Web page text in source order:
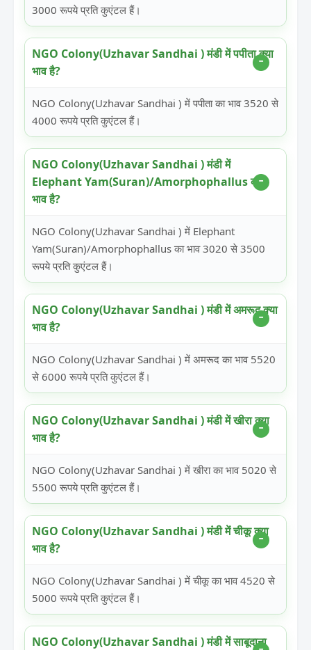
3000 रूपये प्रति कुएंटल हैं।
NGO Colony(Uzhavar Sandhai ) मंडी में पपीता क्या
भाव है?
NGO Colony(Uzhavar Sandhai ) में पपीता का भाव 3520 से
4000 रूपये प्रति कुएंटल हैं।
NGO Colony(Uzhavar Sandhai ) मंडी में
Elephant Yam(Suran)/Amorphophallus क्या
भाव है?
NGO Colony(Uzhavar Sandhai ) में Elephant
Yam(Suran)/Amorphophallus का भाव 3020 से 3500
रूपये प्रति कुएंटल हैं।
NGO Colony(Uzhavar Sandhai ) मंडी में अमरूद क्या
भाव है?
NGO Colony(Uzhavar Sandhai ) में अमरूद का भाव 5520
से 6000 रूपये प्रति कुएंटल हैं।
NGO Colony(Uzhavar Sandhai ) मंडी में खीरा क्या
भाव है?
NGO Colony(Uzhavar Sandhai ) में खीरा का भाव 5020 से
5500 रूपये प्रति कुएंटल हैं।
NGO Colony(Uzhavar Sandhai ) मंडी में चीकू क्या
भाव है?
NGO Colony(Uzhavar Sandhai ) में चीकू का भाव 4520 से
5000 रूपये प्रति कुएंटल हैं।
NGO Colony(Uzhavar Sandhai ) मंडी में साबूदाना